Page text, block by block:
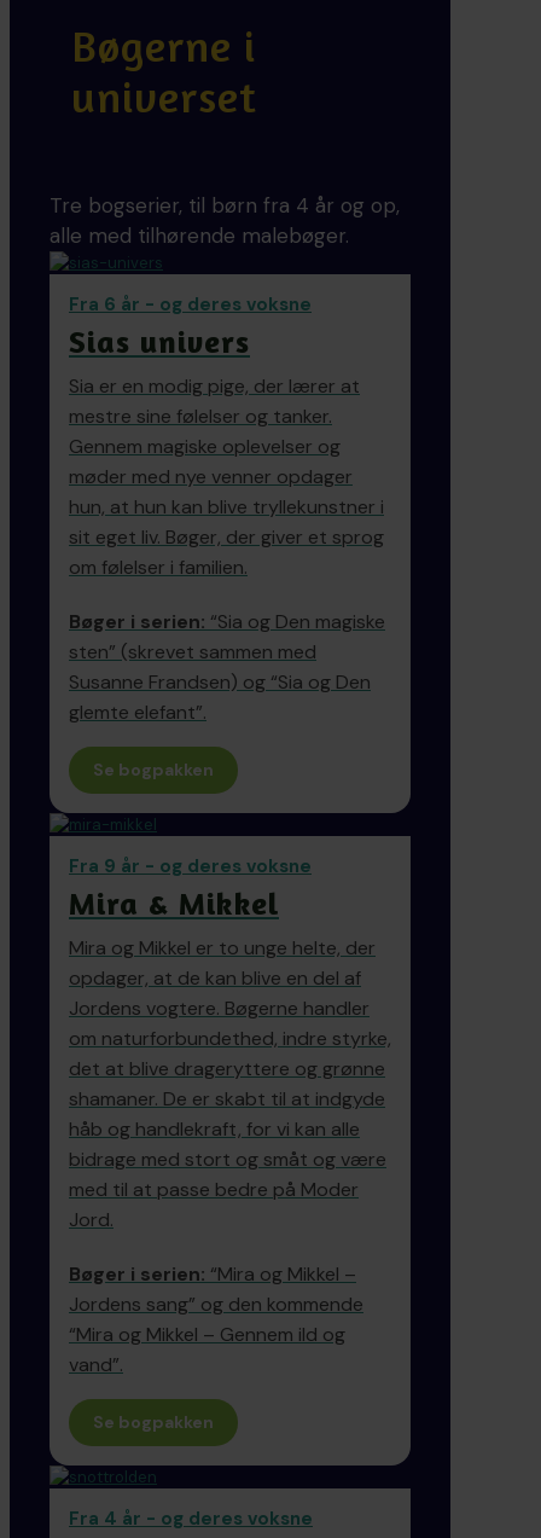
Bøgerne i
universet
Tre bogserier, til børn fra 4 år og op,
alle med tilhørende malebøger.
Fra 6 år - og deres voksne
Sias univers
Sia er en modig pige, der lærer at
mestre sine følelser og tanker.
Gennem magiske oplevelser og
møder med nye venner opdager
hun, at hun kan blive tryllekunstner i
sit eget liv. Bøger, der giver et sprog
om følelser i familien.
Bøger i serien: “Sia og Den magiske
sten” (skrevet sammen med
Susanne Frandsen) og “Sia og Den
glemte elefant”.
Se bogpakken
Fra 9 år - og deres voksne
Mira & Mikkel
Mira og Mikkel er to unge helte, der
opdager, at de kan blive en del af
Jordens vogtere. Bøgerne handler
om naturforbundethed, indre styrke,
det at blive drageryttere og grønne
shamaner. De er skabt til at indgyde
håb og handlekraft, for vi kan alle
bidrage med stort og småt og være
med til at passe bedre på Moder
Jord.
Bøger i serien: “Mira og Mikkel –
Jordens sang” og den kommende
“Mira og Mikkel – Gennem ild og
vand”.
Se bogpakken
Fra 4 år - og deres voksne